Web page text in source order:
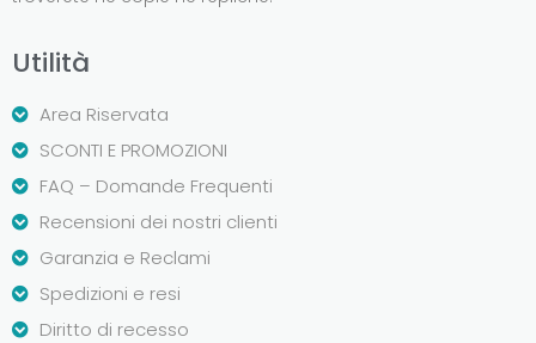
Utilità
Area Riservata
SCONTI E PROMOZIONI
FAQ – Domande Frequenti
Recensioni dei nostri clienti
Garanzia e Reclami
Spedizioni e resi
Diritto di recesso